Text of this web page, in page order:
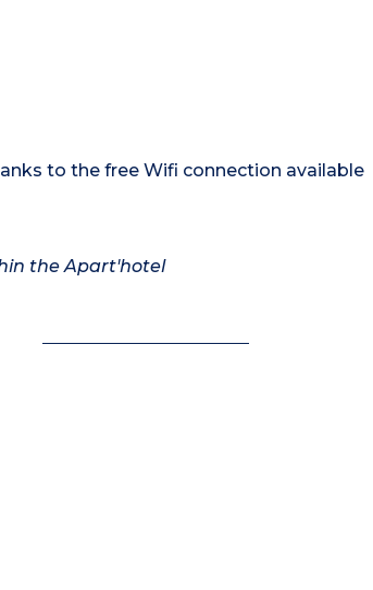
to the free Wifi connection available
the Apart'hotel